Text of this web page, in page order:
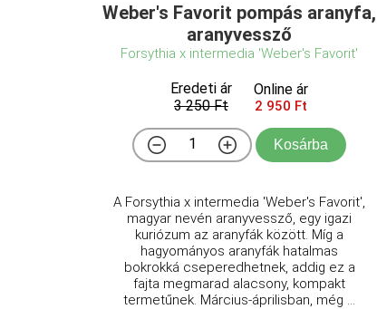
Weber's Favorit pompás aranyfa,
aranyvessző
Forsythia x intermedia 'Weber's Favorit'
Eredeti ár
3 250 Ft
Online ár
2 950 Ft
Kosárba
A Forsythia x intermedia 'Weber's Favorit',
magyar nevén aranyvessző, egy igazi
kuriózum az aranyfák között. Míg a
hagyományos aranyfák hatalmas
bokrokká cseperedhetnek, addig ez a
fajta megmarad alacsony, kompakt
termetűnek. Március-áprilisban, még ...